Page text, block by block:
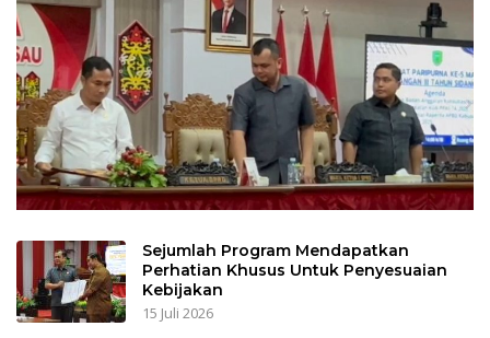
Sejumlah Program Mendapatkan
Perhatian Khusus Untuk Penyesuaian
Kebijakan
15 Juli 2026